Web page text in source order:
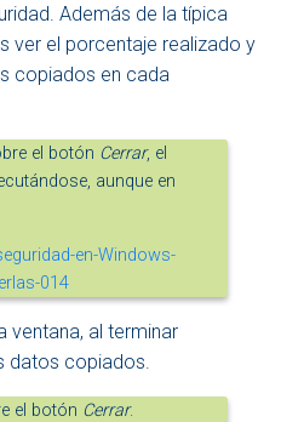
Además de la típica
ver el porcentaje realizado y
copiados en cada
el botón Cerrar, el
aunque en
ventana, al terminar
datos copiados.
el botón Cerrar.